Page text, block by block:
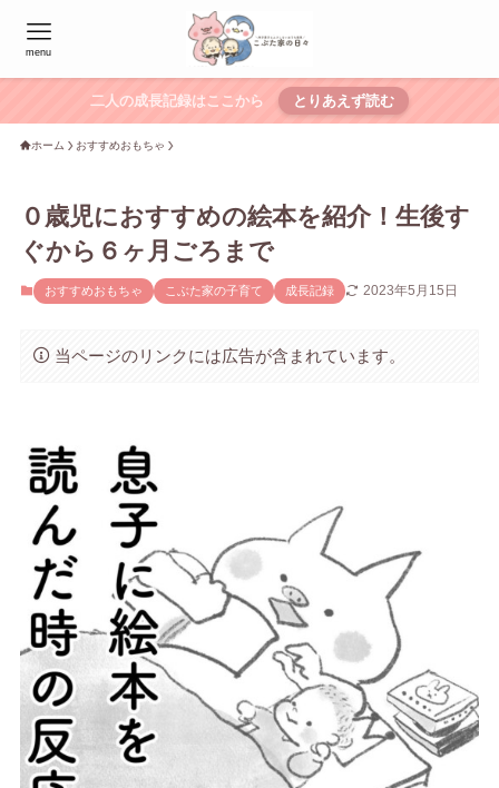
menu
二人の成長記録はここから とりあえず読む
ホーム おすすめおもちゃ
０歳児におすすめの絵本を紹介！生後す
ぐから６ヶ月ごろまで
おすすめおもちゃ こぶた家の子育て 成長記録 2023年5月15日
当ページのリンクには広告が含まれています。